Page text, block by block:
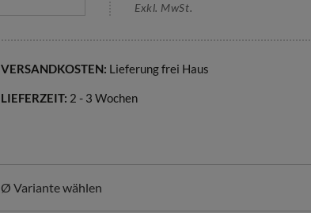
Exkl. MwSt.
VERSANDKOSTEN: Lieferung frei Haus
LIEFERZEIT: 2 - 3 Wochen
Ø Variante wählen